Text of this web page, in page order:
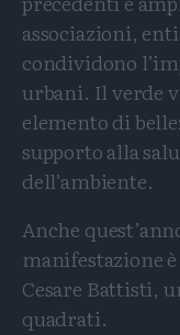
associazioni,
condividono
urbani. Il verde
elemento di
supporto alla
dell’ambiente.
Anche
manifestazione
Cesare Battisti,
quadrati.